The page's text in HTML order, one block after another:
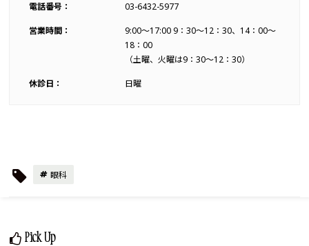
電話番号： 03-6432-5977
営業時間：
9:00～17:00 9：30～12：30、14：00～
18：00
（土曜、火曜は9：30～12：30）
休診日： 日曜
眼科
Pick Up